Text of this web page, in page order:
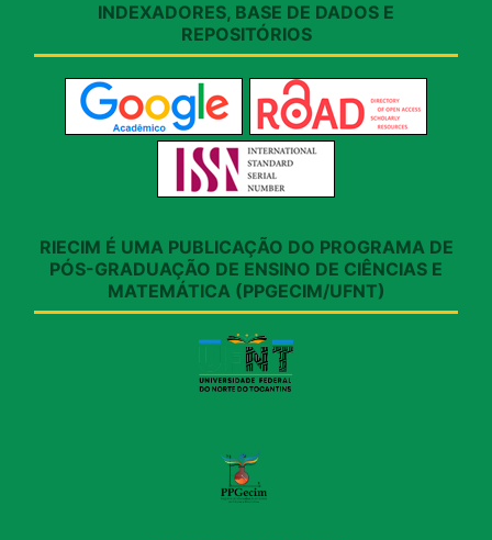
INDEXADORES, BASE DE DADOS E
REPOSITÓRIOS
RIECIM É UMA PUBLICAÇÃO DO PROGRAMA DE
PÓS-GRADUAÇÃO DE ENSINO DE CIÊNCIAS E
MATEMÁTICA (PPGECIM/UFNT)